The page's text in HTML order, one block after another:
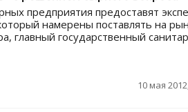
предприятия предоставят
намерены поставлять на
главный государственный
10 мая